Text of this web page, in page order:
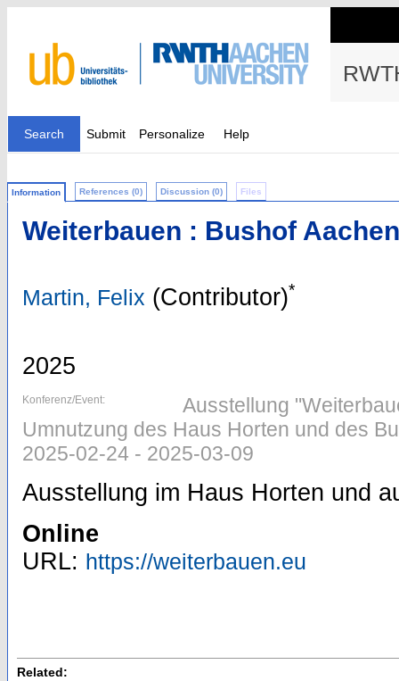
Search Submit Personalize Help
Information References (0) Discussion (0) Files
Weiterbauen : Bushof Aachen
Martin, Felix (Contributor)*
2025
Konferenz/Event:
Ausstellung
Umnutzung des Haus Horten und des
2025-02-24 - 2025-03-09
Ausstellung im Haus Horten und
Online
URL: https://weiterbauen.eu
Related: